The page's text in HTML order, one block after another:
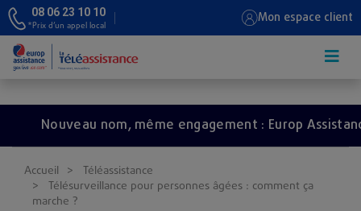
08 06 23 10 10
*Prix d’un appel local Mon espace client
Nouveau nom, même engagement : Europ Assistance
Accueil
Téléassistance
Télésurveillance pour personnes âgées : comment ça
marche ?